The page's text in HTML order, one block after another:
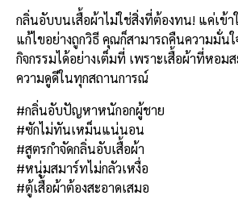
กลิ่นอับบนเสื้อผ้าไม่ใช่สิ่งที่ต้องทน! แค่เข้า
แก้ไขอย่างถูกวิธี คุณก็สามารถคืนความมั่น
กิจกรรมได้อย่างเต็มที่ เพราะเสื้อผ้าที่หอม
ความดูดีในทุกสถานการณ์
#กลิ่นอับปัญหาหนักอกผู้ชาย
#ซักไม่ทันเหม็นแน่นอน
#สูตรกำจัดกลิ่นอับเสื้อผ้า
#หนุ่มสมาร์ทไม่กลัวเหงื่อ
#ตู้เสื้อผ้าต้องสะอาดเสมอ